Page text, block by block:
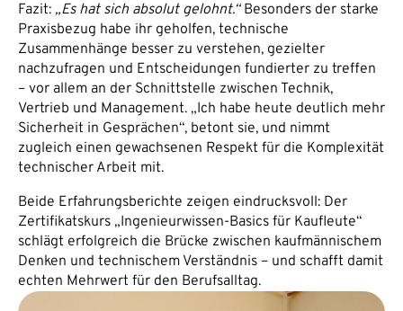
Fazit: „Es hat sich absolut gelohnt.“Besonders der starke
Praxisbezug habe ihr geholfen, technische
Zusammenhänge besser zu verstehen, gezielter
nachzufragen und Entscheidungen fundierter zu treffen
– vor allem an der Schnittstelle zwischen Technik,
Vertrieb und Management. „Ich habe heute deutlich mehr
Sicherheit in Gesprächen“, betont sie, und nimmt
zugleich einen gewachsenen Respekt für die Komplexität
technischer Arbeit mit.
Beide Erfahrungsberichte zeigen eindrucksvoll: Der
Zertifikatskurs „Ingenieurwissen-Basics für Kaufleute“
schlägt erfolgreich die Brücke zwischen kaufmännischem
Denken und technischem Verständnis – und schafft damit
echten Mehrwert für den Berufsalltag.